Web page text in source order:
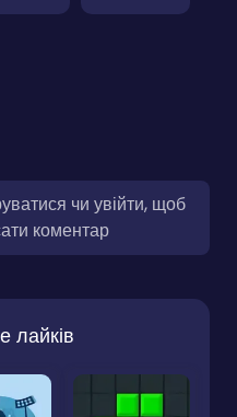
чи увійти, щоб
коментар
лайків